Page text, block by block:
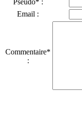
Pseudo* :
Email :
Commentaire*
: